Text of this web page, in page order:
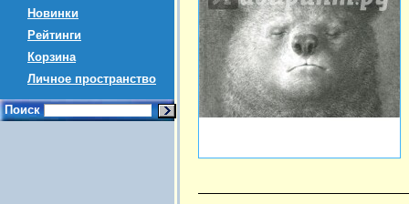
Новинки
Рейтинги
Корзина
Личное пространство
Поиск